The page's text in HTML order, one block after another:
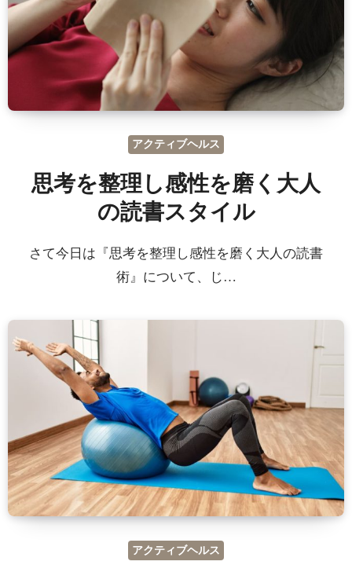
アクティブヘルス
思考を整理し感性を磨く大人
の読書スタイル
さて今日は『思考を整理し感性を磨く大人の読書
術』について、じ…
アクティブヘルス